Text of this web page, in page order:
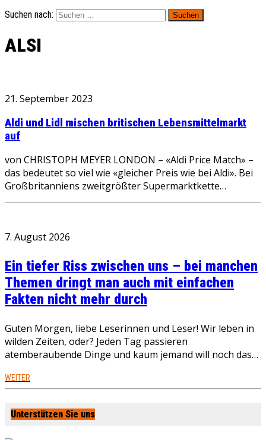
Suchen nach:
ALSI
21. September 2023
Aldi und Lidl mischen britischen Lebensmittelmarkt
auf
von CHRISTOPH MEYER LONDON – «Aldi Price Match» –
das bedeutet so viel wie «gleicher Preis wie bei Aldi». Bei
Großbritanniens zweitgrößter Supermarktkette…
7. August 2026
Ein tiefer Riss zwischen uns – bei manchen
Themen dringt man auch mit einfachen
Fakten nicht mehr durch
Guten Morgen, liebe Leserinnen und Leser! Wir leben in
wilden Zeiten, oder? Jeden Tag passieren
atemberaubende Dinge und kaum jemand will noch das…
WEITER
Unterstützen Sie uns